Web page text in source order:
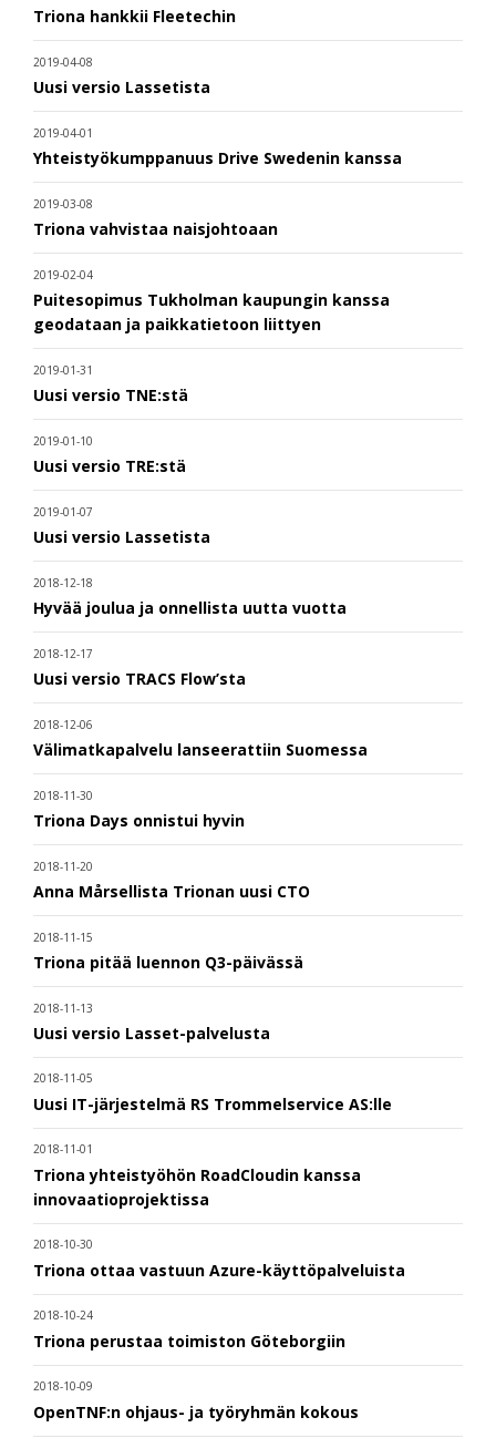
Triona hankkii Fleetechin
2019-04-08
Uusi versio Lassetista
2019-04-01
Yhteistyökumppanuus Drive Swedenin kanssa
2019-03-08
Triona vahvistaa naisjohtoaan
2019-02-04
Puitesopimus Tukholman kaupungin kanssa
geodataan ja paikkatietoon liittyen
2019-01-31
Uusi versio TNE:stä
2019-01-10
Uusi versio TRE:stä
2019-01-07
Uusi versio Lassetista
2018-12-18
Hyvää joulua ja onnellista uutta vuotta
2018-12-17
Uusi versio TRACS Flow’sta
2018-12-06
Välimatkapalvelu lanseerattiin Suomessa
2018-11-30
Triona Days onnistui hyvin
2018-11-20
Anna Mårsellista Trionan uusi CTO
2018-11-15
Triona pitää luennon Q3-päivässä
2018-11-13
Uusi versio Lasset-palvelusta
2018-11-05
Uusi IT-järjestelmä RS Trommelservice AS:lle
2018-11-01
Triona yhteistyöhön RoadCloudin kanssa
innovaatioprojektissa
2018-10-30
Triona ottaa vastuun Azure-käyttöpalveluista
2018-10-24
Triona perustaa toimiston Göteborgiin
2018-10-09
OpenTNF:n ohjaus- ja työryhmän kokous